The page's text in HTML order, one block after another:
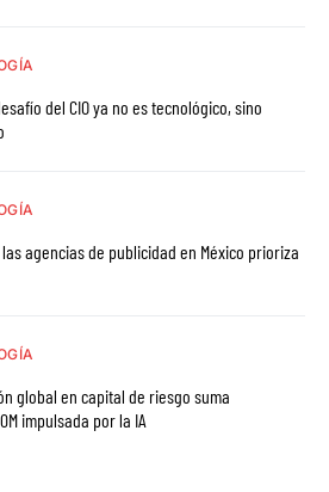
del CIO ya no es tecnológico, sino
agencias de publicidad en México prioriza
global en capital de riesgo suma
impulsada por la IA